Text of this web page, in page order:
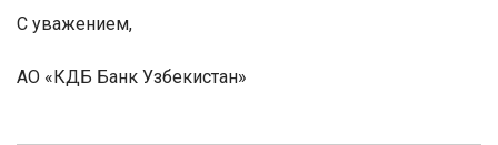
С уважением,
АО «КДБ Банк Узбекистан»